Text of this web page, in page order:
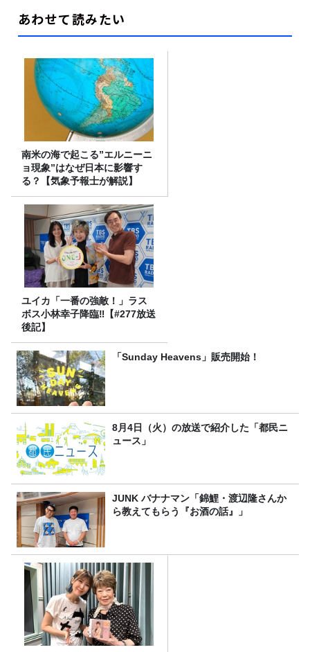
あわせて読みたい
南米の海で起こる”エルニーニ
ョ現象”はなぜ日本に影響す
る？【気象予報士が解説】
ユイカ「一番の強敵！」ラス
ボス小林幸子降臨‼【#277放送
後記】
「Sunday Heavens」販売開始！
8月4日（火）の放送で紹介した「都民ニ
ュース」
JUNK バナナマン「錦鯉・渡辺隆さんか
ら教えてもらう『お酒の話』」